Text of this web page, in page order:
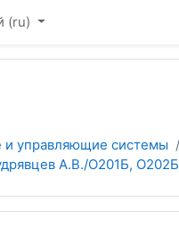
‎(ru)‎
управляющие системы
А.В./О201Б, О202Б